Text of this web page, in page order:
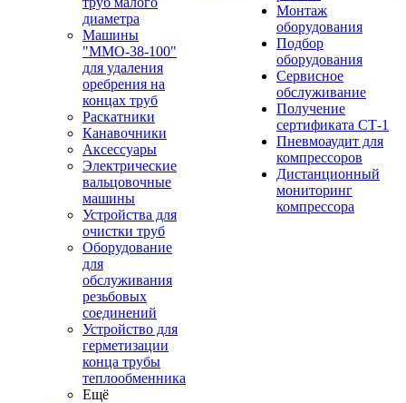
диаметра
Машины
"ММО-38-100"
для удаления
оребрения на
концах труб
Раскатники
Канавочники
Аксессуары
Электрические
вальцовочные
машины
Устройства для
очистки труб
Оборудование
для
обслуживания
резьбовых
соединений
Устройство для
герметизации
конца трубы
теплообменника
Ещё
Монтаж
оборудования
Подбор
оборудования
Сервисное
обслуживание
Получение
сертификата СТ-1
Пневмоаудит для
компрессоров
Дистанционный
мониторинг
компрессора